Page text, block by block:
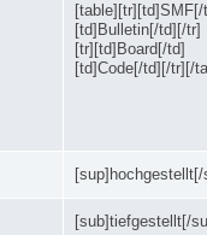
[table][tr][td]SMF[/
[td]Bulletin[/td][/tr]
[tr][td]Board[/td]
[td]Code[/td][/tr][/
[sup]hochgestellt[/
[sub]tiefgestellt[/